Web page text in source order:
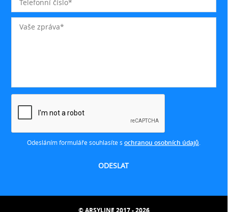
Odesláním formuláře souhlasíte s ochranou osobních údajů
© ARSYLINE 2017 - 2026